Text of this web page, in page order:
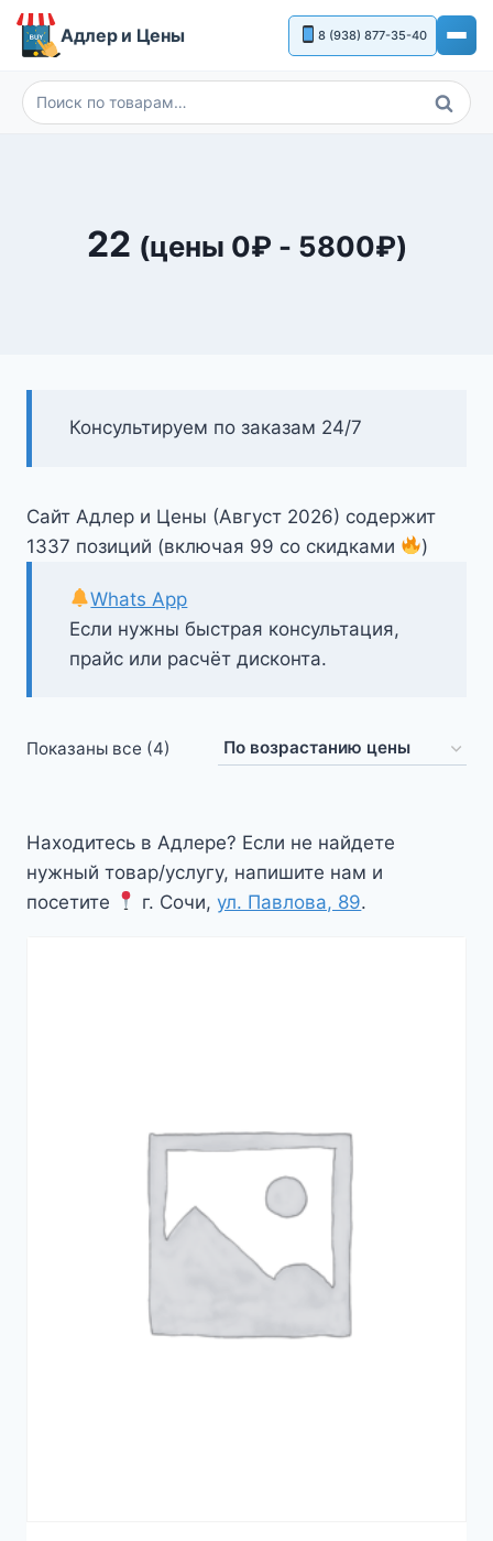
Перейти
Адлер и Цены 8 (938) 877-35-40
Искать:
Поиск
22 (цены 0₽ - 5800₽)
Консультируем по заказам 24/7
Сайт Адлер и Цены (Август 2026) содержит
1337 позиций (включая 99 со скидками
)
Если нужны быстрая консультация,
прайс или расчёт дисконта.
Whats App
Показаны все (4)
Находитесь в Адлере? Если не найдете
нужный товар/услугу, напишите нам и
посетите
г. Сочи,ул. Павлова, 89.